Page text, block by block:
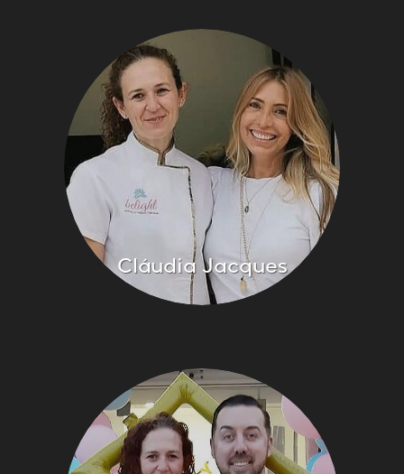
Cláudia Jacques